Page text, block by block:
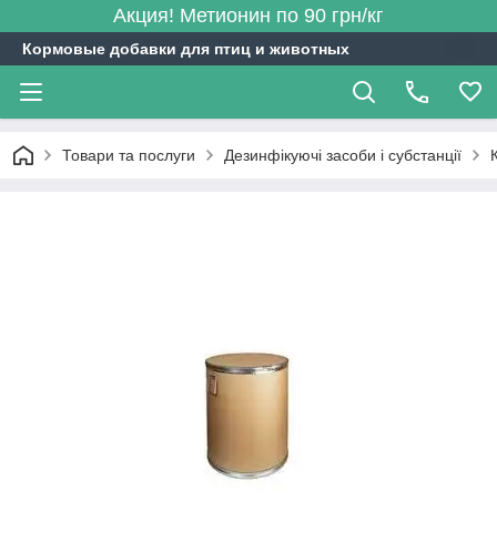
Акция! Метионин по 90 грн/кг
Кормовые добавки для птиц и животных
Товари та послуги Дезинфікуючі засоби і субстанції